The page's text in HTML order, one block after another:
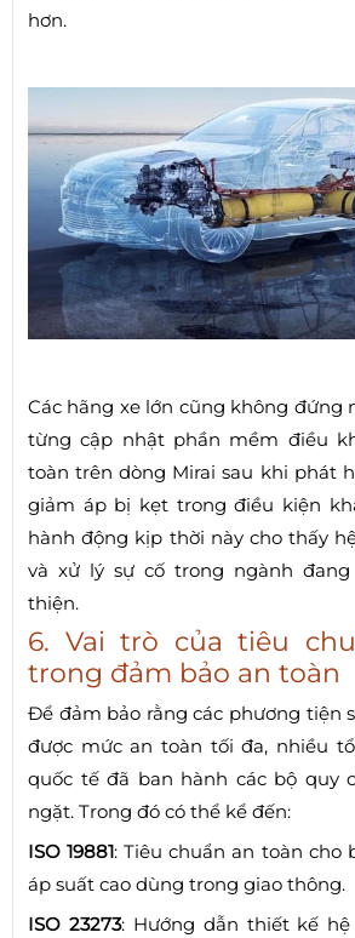
hơn.
Các hãng xe lớn cũng không đứng
từng cập nhật phần mềm điều
toàn trên dòng Mirai sau khi phát
giảm áp bị kẹt trong điều kiện
hành động kịp thời này cho thấy
và xử lý sự cố trong ngành đang
thiện.
6. Vai trò của tiêu
trong đảm bảo an toàn
Để đảm bảo rằng các phương tiện
được mức an toàn tối đa, nhiều
quốc tế đã ban hành các bộ quy
ngặt. Trong đó có thể kể đến:
ISO 19881: Tiêu chuẩn an toàn cho
áp suất cao dùng trong giao thông.
ISO 23273: Hướng dẫn thiết kế